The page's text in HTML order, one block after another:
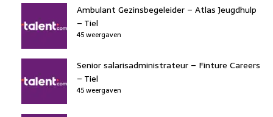
Ambulant Gezinsbegeleider – Atlas Jeugdhulp
– Tiel
45 weergaven
Senior salarisadministrateur – Finture Careers
– Tiel
45 weergaven